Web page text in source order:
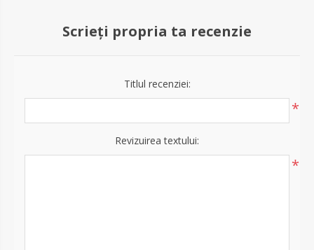
Scrieți propria ta recenzie
Titlul recenziei:
*
Revizuirea textului:
*